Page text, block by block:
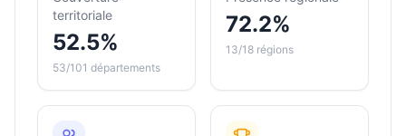
territoriale
52.5%
53/101 départements
72.2%
13/18 régions